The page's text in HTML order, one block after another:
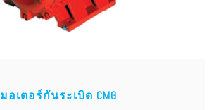
มอเตอร์กันระเบิด CMG